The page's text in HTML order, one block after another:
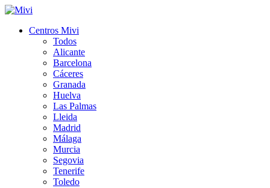
Centros Mivi
Todos
Alicante
Barcelona
Cáceres
Granada
Huelva
Las Palmas
Lleida
Madrid
Málaga
Murcia
Segovia
Tenerife
Toledo